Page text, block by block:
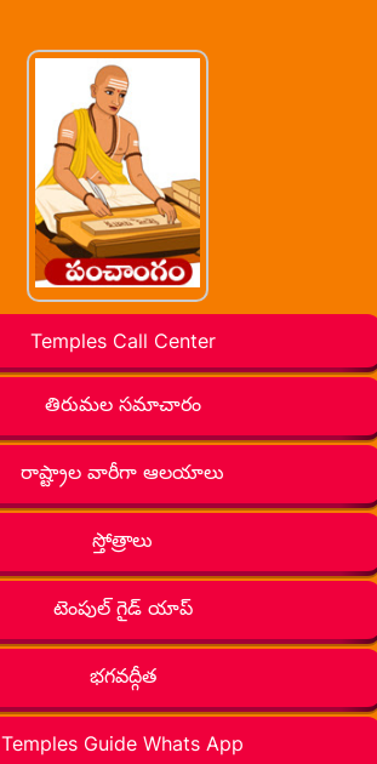
Temples Call Center
తిరుమల సమాచారం
రాష్ట్రాల వారీగా ఆలయాలు
స్తోత్రాలు
టెంపుల్ గైడ్ యాప్
భగవద్గీత
Temples Guide Whats App